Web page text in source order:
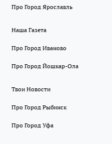
Про Город Ярославль
Наша Газета
Про Город Иваново
Про Город Йошкар-Ола
Твои Новости
Про Город Рыбинск
Про Город Уфа